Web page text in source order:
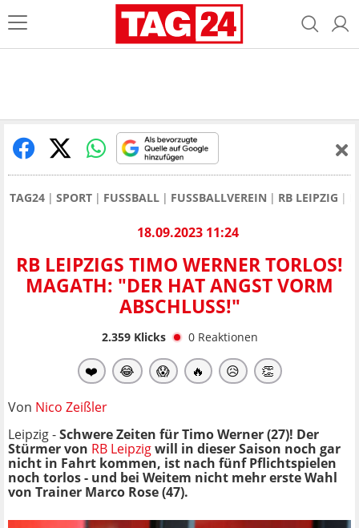
TAG24 SPORT FUSSBALL FUSSBALLVEREIN RB LEIPZIG
18.09.2023 11:24
RB LEIPZIGS TIMO WERNER TORLOS!
MAGATH: "DER HAT ANGST VORM
ABSCHLUSS!"
2.359Klicks 0 Reaktionen
❤️ 😂 😱 🔥 😥 👏
Von Nico Zeißler
Leipzig -Schwere Zeiten für Timo Werner (27)! Der
Stürmer von RB Leipzigwill in dieser Saison noch gar
nicht in Fahrt kommen, ist nach fünf Pflichtspielen
noch torlos - und bei Weitem nicht mehr erste Wahl
von Trainer Marco Rose (47).